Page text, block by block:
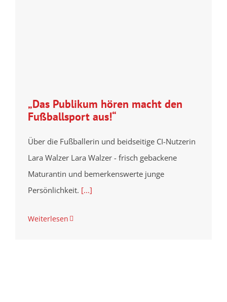
„Das Publikum hören macht den
Fußballsport aus!“
Über die Fußballerin und beidseitige CI-Nutzerin
Lara Walzer Lara Walzer - frisch gebackene
Maturantin und bemerkenswerte junge
Persönlichkeit. [...]
Weiterlesen